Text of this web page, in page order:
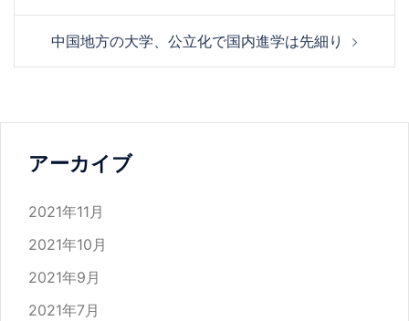
ゲ
シ
ョ
ン
中国地方の大学、公立化で国内進学は先細り
アーカイブ
2021年11月
2021年10月
2021年9月
2021年7月